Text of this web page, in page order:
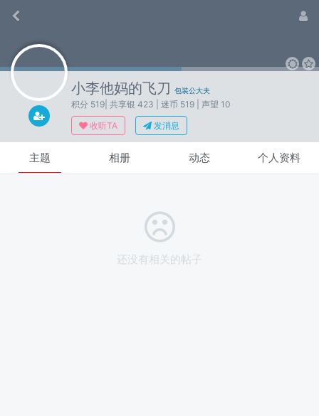
小李他妈的飞刀 包装公大夫
积分 519 | 共享银 423 | 迷币 519
| 声望 10
收听TA
发消息
主题 相册 动态 个人资料
还没有相关的帖子